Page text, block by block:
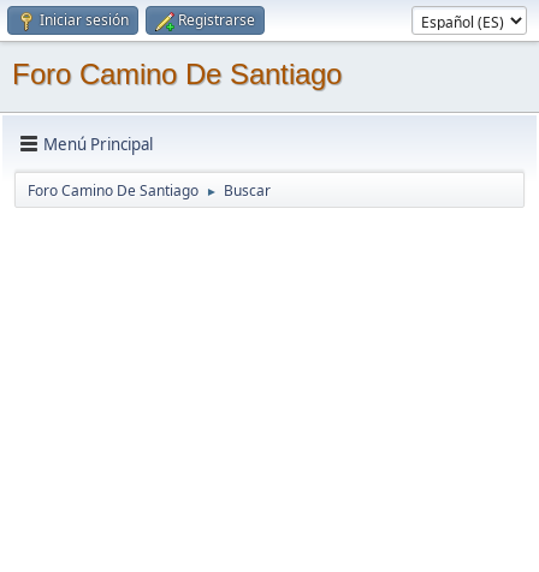
Iniciar sesión Registrarse
Foro Camino De Santiago
Menú Principal
Foro Camino De Santiago ► Buscar